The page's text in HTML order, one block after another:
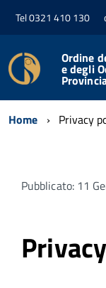
Tel 0321 410 130
Ordine
e degli
Home Privacy
Pubblicato: 11